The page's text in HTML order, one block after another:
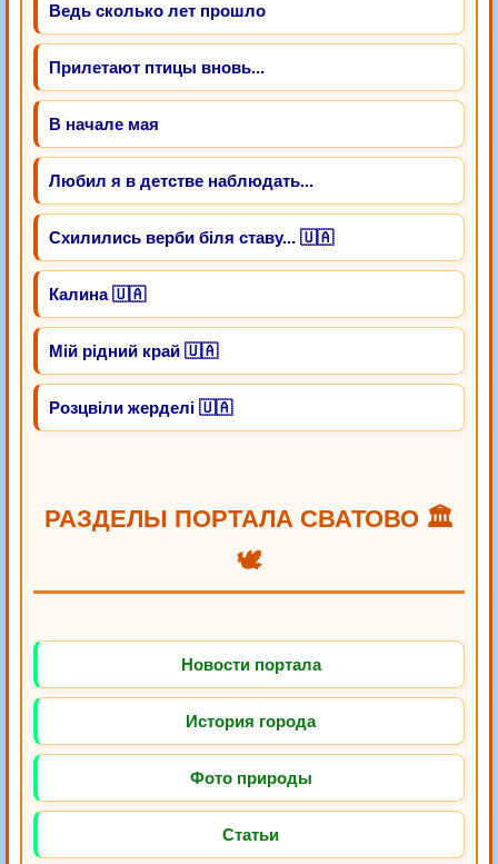
Ведь сколько лет прошло
Прилетают птицы вновь...
В начале мая
Любил я в детстве наблюдать...
Схилились верби біля ставу... 🇺🇦
Калина 🇺🇦
Мій рідний край 🇺🇦
Розцвіли жерделі 🇺🇦
РАЗДЕЛЫ ПОРТАЛА СВАТОВО 🏛️
🕊️
Новости портала
История города
Фото природы
Статьи